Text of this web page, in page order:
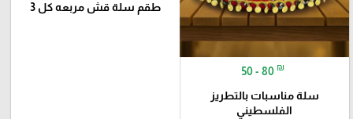
50 - 80 ₪
سلة مناسبات بالتطريز
الفلسطيني
طقم سلة قش مربعه كل 3